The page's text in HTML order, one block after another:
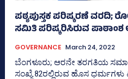
ಪಠ್ಯಪುಸ್ತಕ ಪರಿಷ್ಕರಣೆ ವರದಿ;
ಸಮಿತಿ ಪರಿಷ್ಕರಿಸಿರುವ
GOVERNANCE March 24, 2022
ಬೆಂಗಳೂರು; ಆರನೇ ತರಗತಿಯ
ಸಂಖ್ಯೆ 82ರಲ್ಲಿರುವ ಹೊಸ